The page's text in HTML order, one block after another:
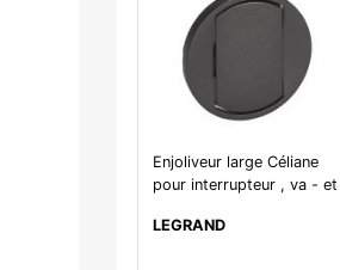
Enjoliveur large Céliane
pour interrupteur , va - et
finition graphite
LEGRAND